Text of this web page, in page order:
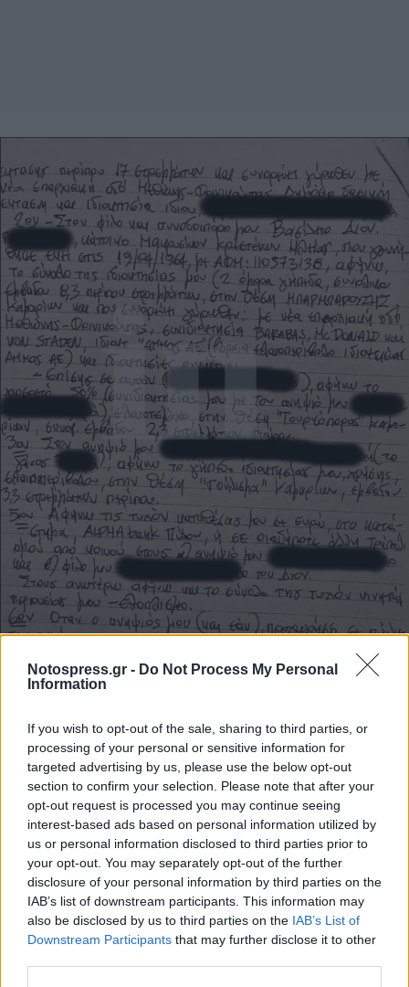
Notospress.gr - Do Not Process My Personal
Information
If you wish to opt-out of the sale, sharing to third parties, or
processing of your personal or sensitive information for
targeted advertising by us, please use the below opt-out
section to confirm your selection. Please note that after your
opt-out request is processed you may continue seeing
interest-based ads based on personal information utilized by
us or personal information disclosed to third parties prior to
your opt-out. You may separately opt-out of the further
disclosure of your personal information by third parties on the
IAB’s list of downstream participants. This information may
also be disclosed by us to third parties on the IAB’s List of
Downstream Participants that may further disclose it to other